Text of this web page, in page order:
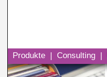
Produkte | Consulting |